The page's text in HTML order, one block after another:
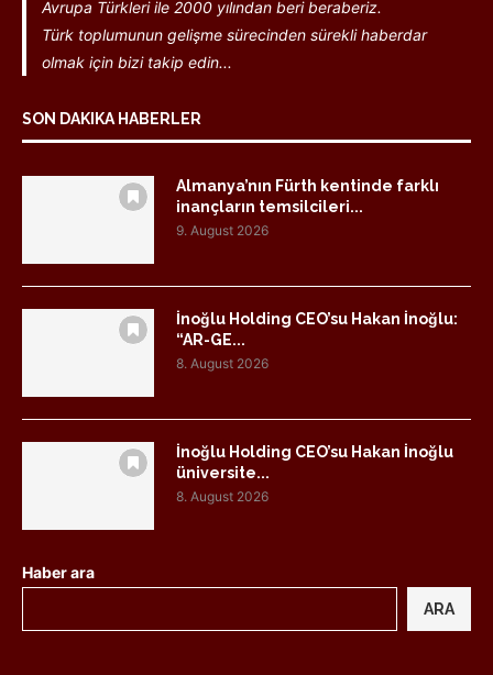
Avrupa Türkleri ile 2000 yılından beri beraberiz.
Türk toplumunun gelişme sürecinden sürekli haberdar
olmak için bizi takip edin...
SON DAKIKA HABERLER
Almanya’nın Fürth kentinde farklı
inançların temsilcileri...
9. August 2026
İnoğlu Holding CEO’su Hakan İnoğlu:
“AR-GE...
8. August 2026
İnoğlu Holding CEO’su Hakan İnoğlu
üniversite...
8. August 2026
Haber ara
ARA